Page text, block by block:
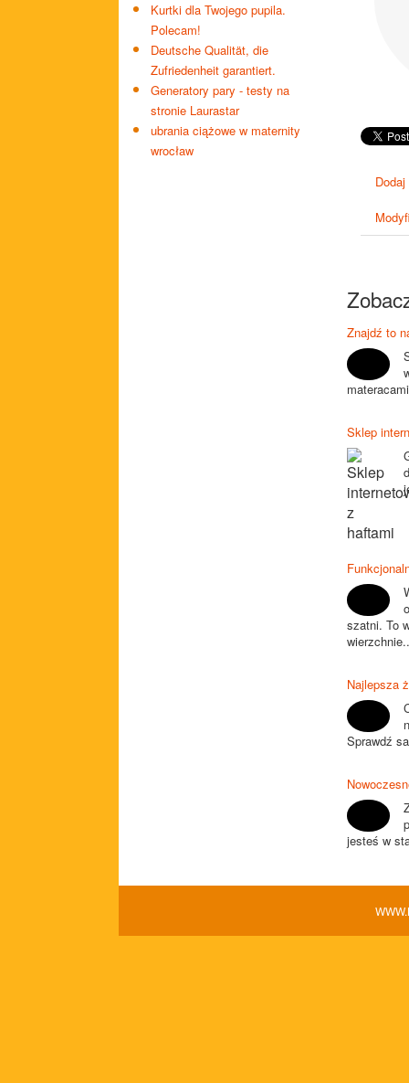
Kurtki dla Twojego pupila.
Polecam!
Deutsche Qualität, die
Zufriedenheit garantiert.
Generatory pary - testy na
stronie Laurastar
ubrania ciążowe w maternity
wrocław
Znajdź to
Sklep
szatni. To
Najlepsza
Sprawdź
jesteś w